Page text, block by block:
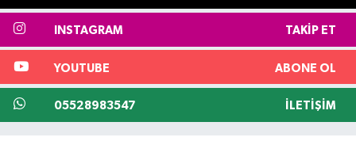
INSTAGRAM TAKIP ET
YOUTUBE ABONE OL
05528983547 İLETIŞIM